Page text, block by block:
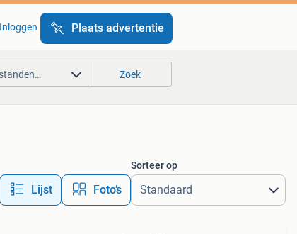
Inloggen Plaats advertentie
Zoek
Lijst Foto’s
Sorteer op